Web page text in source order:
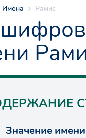
Имена Рамис
Значение имени